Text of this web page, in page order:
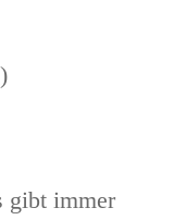
gibt immer